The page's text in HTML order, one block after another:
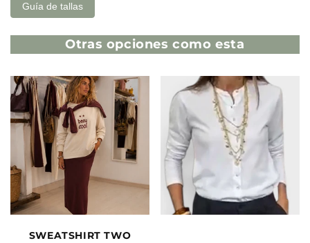
Guía de tallas
Otras opciones como esta
SWEATSHIRT TWO